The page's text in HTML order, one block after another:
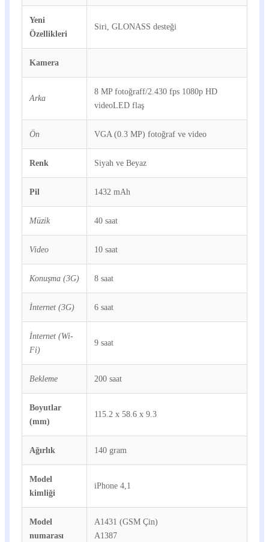
Yeni
Özellikleri
Siri, GLONASS desteği
Kamera
Arka
8 MP fotoğraff/2.430 fps 1080p HD
videoLED flaş
Ön VGA (0.3 MP) fotoğraf ve video
Renk Siyah ve Beyaz
Pil 1432 mAh
Müzik 40 saat
Video 10 saat
Konuşma (3G) 8 saat
İnternet (3G) 6 saat
İnternet (Wi-
Fi)
9 saat
Bekleme 200 saat
Boyutlar
(mm)
115.2 x 58.6 x 9.3
Ağırlık 140 gram
Model
kimliği
iPhone 4,1
Model
numarası
A1431 (GSM Çin)
A1387